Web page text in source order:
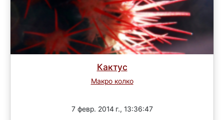
Кактус
Макро колко
7 февр. 2014 г., 13:36:47